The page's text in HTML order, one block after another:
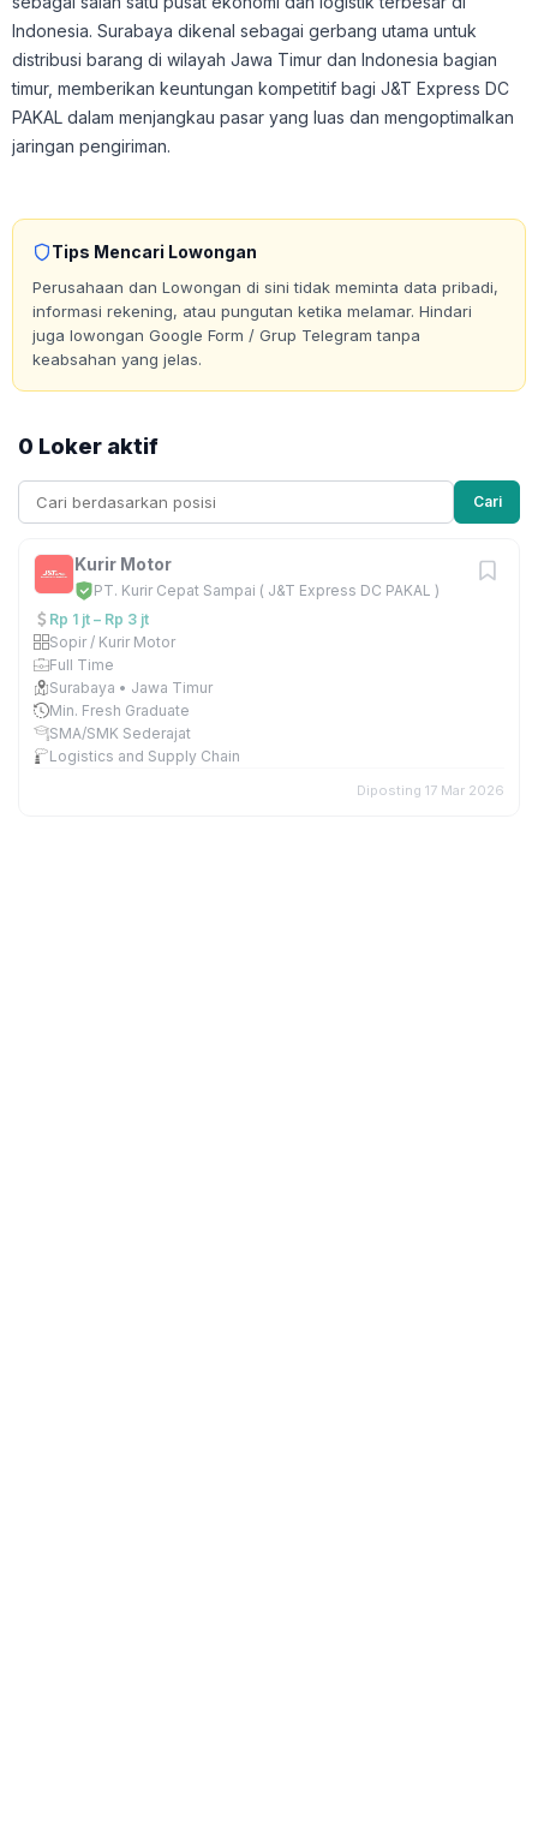
Indonesia. Surabaya dikenal sebagai gerbang utama untuk
distribusi barang di wilayah Jawa Timur dan Indonesia bagian
timur, memberikan keuntungan kompetitif bagi J&T Express DC
PAKAL dalam menjangkau pasar yang luas dan mengoptimalkan
jaringan pengiriman.
Tips Mencari Lowongan
Perusahaan dan Lowongan di sini tidak meminta data pribadi,
informasi rekening, atau pungutan ketika melamar. Hindari
juga lowongan Google Form / Grup Telegram tanpa
keabsahan yang jelas.
0 Loker aktif
Cari
Kurir Motor
PT. Kurir Cepat Sampai ( J&T Express DC PAKAL )
Rp 1 jt – Rp 3 jt
Sopir / Kurir Motor
Full Time
Surabaya • Jawa Timur
Min. Fresh Graduate
SMA/SMK Sederajat
Logistics and Supply Chain
Diposting 17 Mar 2026